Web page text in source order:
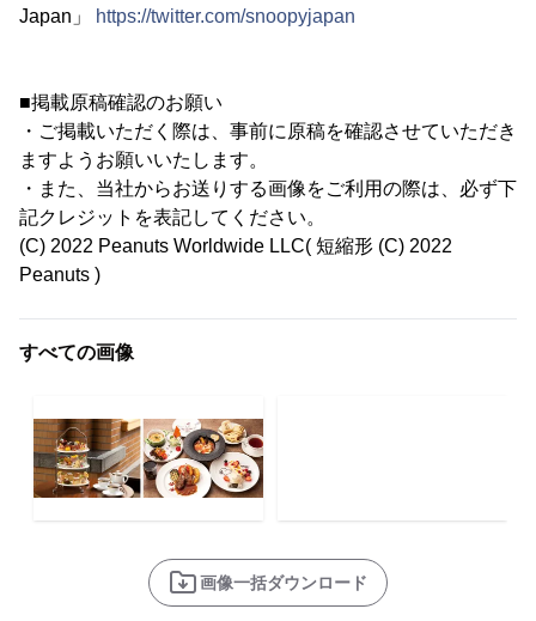
Japan」
https://twitter.com/snoopyjapan
■掲載原稿確認のお願い
・ご掲載いただく際は、事前に原稿を確認させていただき
ますようお願いいたします。
・また、当社からお送りする画像をご利用の際は、必ず下
記クレジットを表記してください。
(C) 2022 Peanuts Worldwide LLC( 短縮形 (C) 2022
Peanuts )
すべての画像
画像一括ダウンロード